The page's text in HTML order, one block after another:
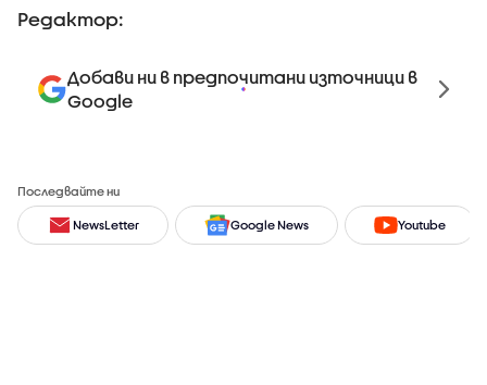
Редактор:
Добави ни в предпочитани източници в
Google
Последвайте ни
NewsLetter Google News Youtube